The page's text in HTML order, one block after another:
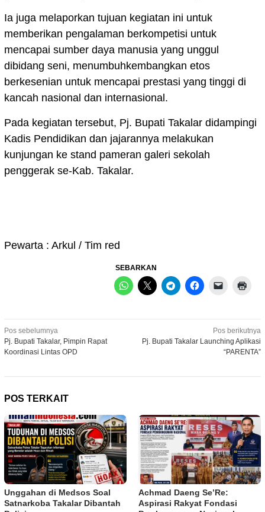
Ia juga melaporkan tujuan kegiatan ini untuk
memberikan pengalaman berkompetisi untuk
mencapai sumber daya manusia yang unggul
dibidang seni, menumbuhkembangkan etos
berkesenian untuk mencapai prestasi yang tinggi di
kancah nasional dan internasional.
Pada kegiatan tersebut, Pj. Bupati Takalar didampingi
Kadis Pendidikan dan jajarannya melakukan
kunjungan ke stand pameran galeri sekolah
penggerak se-Kab. Takalar.
Pewarta : Arkul / Tim red
SEBARKAN
Navigasi
pos
Pos sebelumnya
Pj. Bupati Takalar, Pimpin Rapat
Koordinasi Lintas OPD
Pos berikutnya
Pj. Bupati Takalar Launching Aplikasi
“PARENTA”
POS TERKAIT
Unggahan di Medsos Soal
Satnarkoba Takalar Dibantah
Achmad Daeng Se’Re:
Aspirasi Rakyat Fondasi